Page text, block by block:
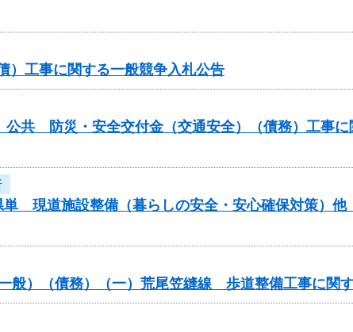
）工事に関する一般競争入札公告
共 防災・安全交付金（交通安全）（債務）工事に
現道施設整備（暮らしの安全・安心確保対策）他
般）（債務）（一）荒尾笠縫線 歩道整備工事に関